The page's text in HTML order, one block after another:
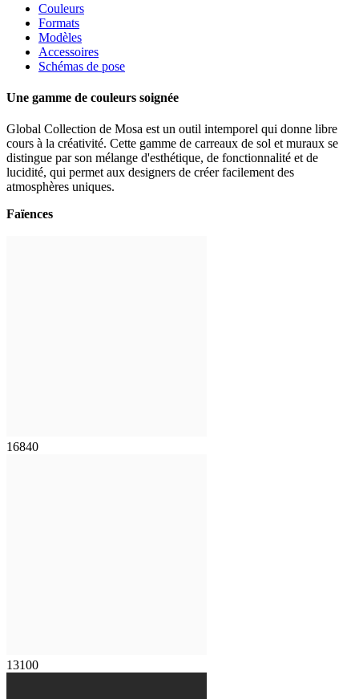
Couleurs
Formats
Modèles
Accessoires
Schémas de pose
Une gamme de couleurs soignée
Global Collection de Mosa est un outil intemporel qui donne libre
cours à la créativité. Cette gamme de carreaux de sol et muraux se
distingue par son mélange d'esthétique, de fonctionnalité et de
lucidité, qui permet aux designers de créer facilement des
atmosphères uniques.
Faïences
16840
13100